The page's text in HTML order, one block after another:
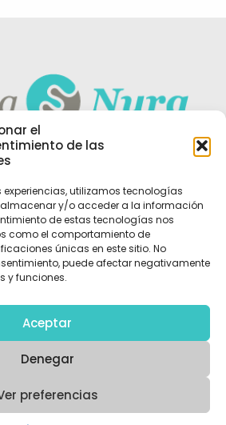
el
de las
experiencias, utilizamos tecnologías
y/o acceder a la información
de estas tecnologías nos
como el comportamiento de
únicas en este sitio. No
puede afectar negativamente
y funciones.
Aceptar
Denegar
preferencias
tu cita
971 141 101
| Todos los derechos
porAragón Marketing